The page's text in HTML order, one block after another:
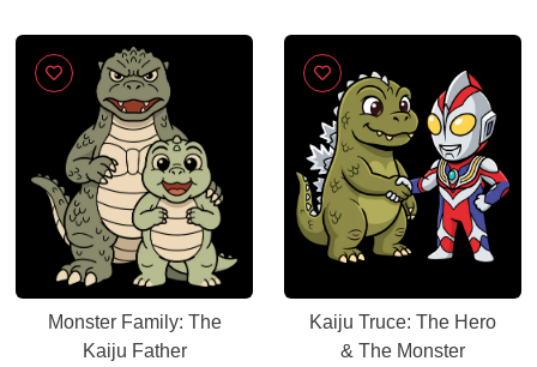
Monster Family: The
Kaiju Father
Kaiju Truce: The Hero
& The Monster